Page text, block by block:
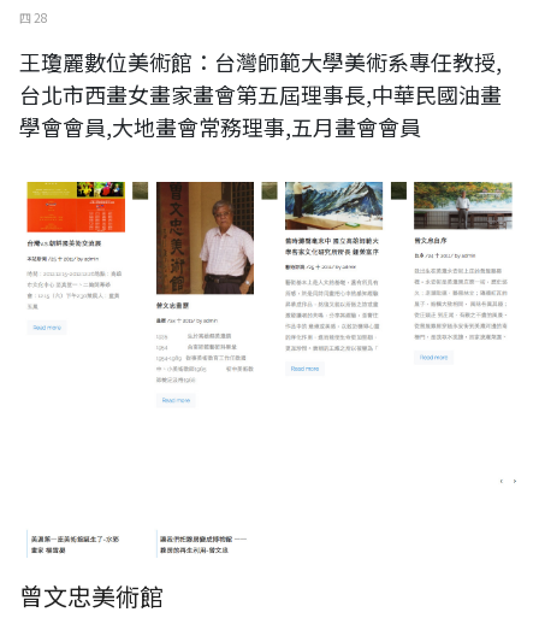
四 28
王瓊麗數位美術館：台灣師範大學美術系專任教授,
台北市西畫女畫家畫會第五屆理事長,中華民國油畫
學會會員,大地畫會常務理事,五月畫會會員
曾文忠美術館